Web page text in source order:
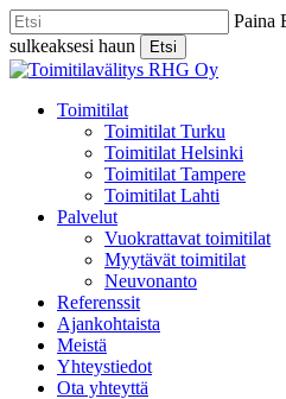
Skip
to
main
content
Paina
sulkeaksesi haun
Etsi
Close
Menu
Toimitilat
Toimitilat Turku
Toimitilat Helsinki
Toimitilat Tampere
Toimitilat Lahti
Palvelut
Vuokrattavat toimitilat
Myytävät toimitilat
Neuvonanto
Referenssit
Ajankohtaista
Meistä
Yhteystiedot
Ota yhteyttä